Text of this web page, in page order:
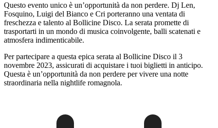
Questo evento unico è un’opportunità da non perdere. Dj Len,
Fosquino, Luigi del Bianco e Cri porteranno una ventata di
freschezza e talento al Bollicine Disco. La serata promette di
trasportarti in un mondo di musica coinvolgente, balli scatenati e
atmosfera indimenticabile.
Per partecipare a questa epica serata al Bollicine Disco il 3
novembre 2023, assicurati di acquistare i tuoi biglietti in anticipo.
Questa è un’opportunità da non perdere per vivere una notte
straordinaria nella nightlife romagnola.